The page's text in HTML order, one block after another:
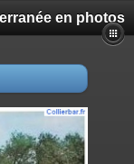
en photos